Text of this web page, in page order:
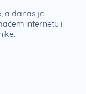
a danas je
internetu i